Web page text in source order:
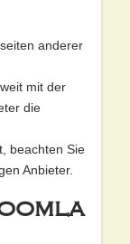
anderer
mit der
die
beachten Sie
Anbieter.